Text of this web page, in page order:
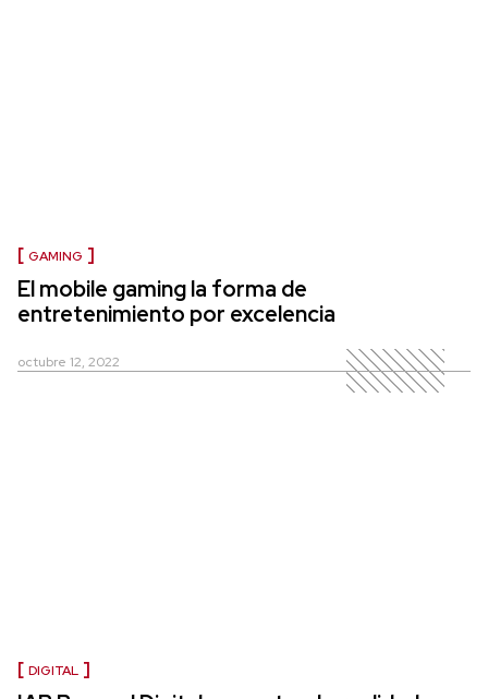
GAMING
El mobile gaming la forma de
entretenimiento por excelencia
octubre 12, 2022
DIGITAL